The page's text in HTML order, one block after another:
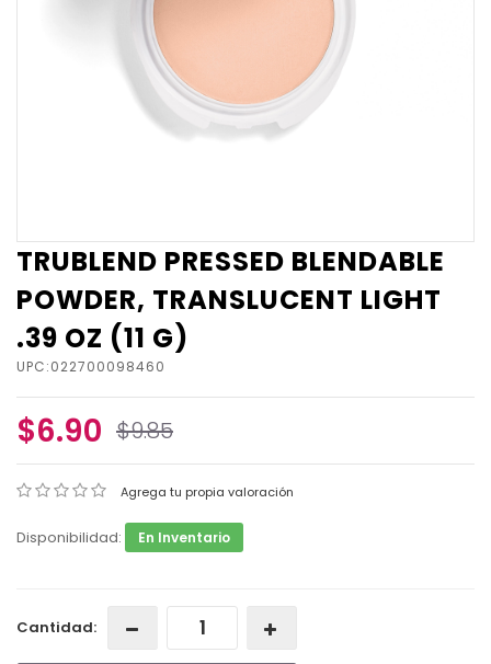
TRUBLEND PRESSED BLENDABLE
POWDER, TRANSLUCENT LIGHT
.39 OZ (11 G)
UPC:022700098460
$6.90 $9.85
Agrega tu propia valoración
Disponibilidad: En Inventario
Cantidad: